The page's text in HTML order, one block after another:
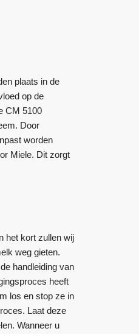
plaats in de
op de
CM 5100
Door
worden
Miele. Dit zorgt
het kort zullen wij
weg gieten.
handleiding van
heeft
los en stop ze in
Laat deze
Wanneer u